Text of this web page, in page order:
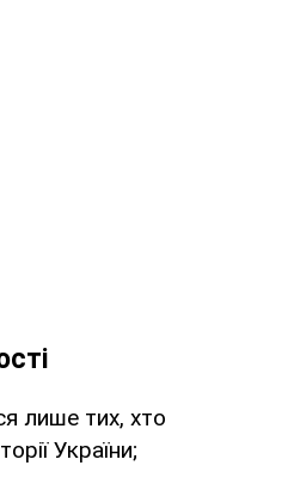
лише тих, хто
України;